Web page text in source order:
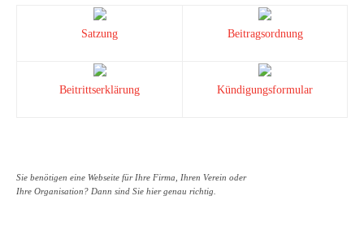
Satzung Beitragsordnung
Beitrittserklärung Kündigungsformular
Sie benötigen eine Webseite für Ihre Firma, Ihren Verein oder
Ihre Organisation? Dann sind Sie hier genau richtig.